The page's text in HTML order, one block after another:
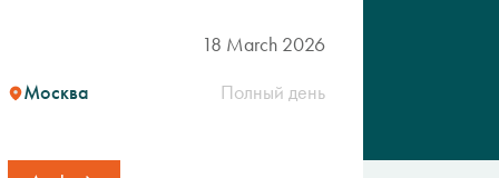
18 March 2026
Москва
Полный день